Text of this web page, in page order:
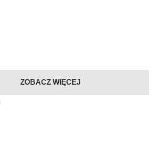
ZOBACZ WIĘCEJ